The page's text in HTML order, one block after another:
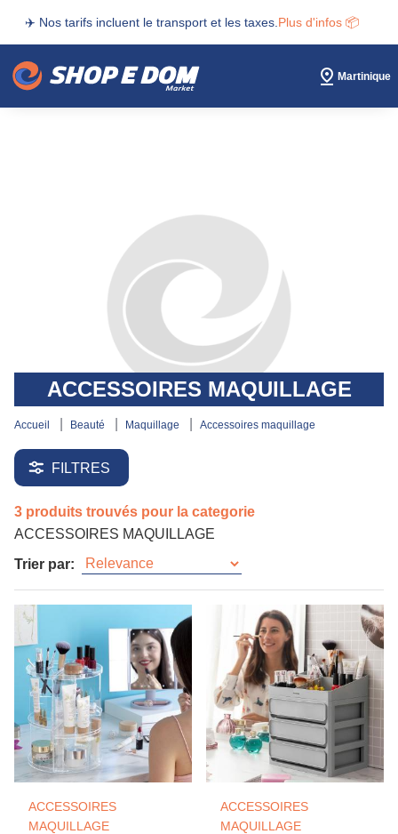
✈️ Nos tarifs incluent le transport et les taxes. Plus d'infos 📦
Martinique
ACCESSOIRES MAQUILLAGE
accueil beauté maquillage accessoires maquillage
FILTRES
3 produits trouvés pour la categorie
ACCESSOIRES MAQUILLAGE
Trier par:
ACCESSOIRES
MAQUILLAGE
ACCESSOIRES
MAQUILLAGE